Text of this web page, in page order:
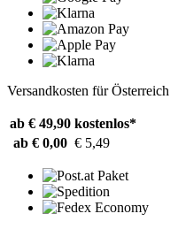
Versandkosten für Österreich
ab € 49,90 kostenlos*
ab € 0,00 € 5,49